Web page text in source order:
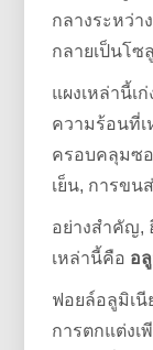
กลางระหว่า
กลายเป็นโ
แผงเหล่านี้เ
ความร้อนที่
ครอบคลุมซ
เย็น, การขน
อย่างสำคัญ,
เหล่านี้คือ อ
ฟอยล์อลูมิเนี
การตกแต่งเ